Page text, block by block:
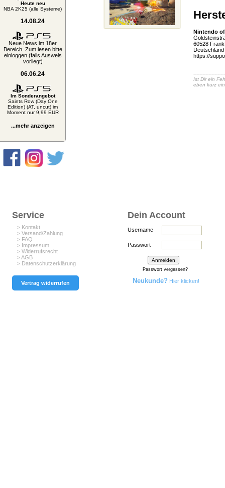
Heute neu
NBA 2K25 (alle Systeme)
14.08.24
Neue News im 18er
Bereich. Zum lesen bitte
einloggen (falls Ausweis
vorliegt)
06.06.24
Im Sonderangebot
Saints Row (Day One
Edition) (AT, uncut) im
Moment nur 9,99 EUR
...mehr anzeigen
Nintendo
60528
Deutschland
https://
Ist Dir ein
eben kurz
Service
> Kontakt
> Versand/Zahlung
> FAQ
> Impressum
> Widerrufsrecht
> AGB
> Datenschutzerklärung
Vertrag widerrufen
Dein Account
Username
Passwort
Passwort vergessen?
Neukunde? Hier klicken!